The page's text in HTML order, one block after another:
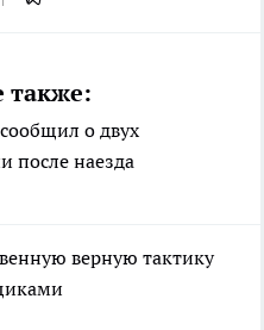
также:
о двух
после наезда
верную тактику